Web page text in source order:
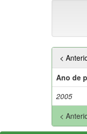
<
Ano de
2005
<